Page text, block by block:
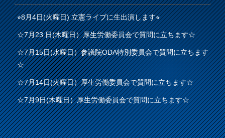
⭐︎8月4日(火曜日) 立憲ライブに生出演します⭐︎
☆7月23 日(木曜日）厚生労働委員会で質問に立ちます☆
☆7月15日(水曜日）参議院ODA特別委員会で質問に立ちます
☆
☆7月14日(火曜日）厚生労働委員会で質問に立ちます☆
☆7月9日(木曜日）厚生労働委員会で質問に立ちます☆